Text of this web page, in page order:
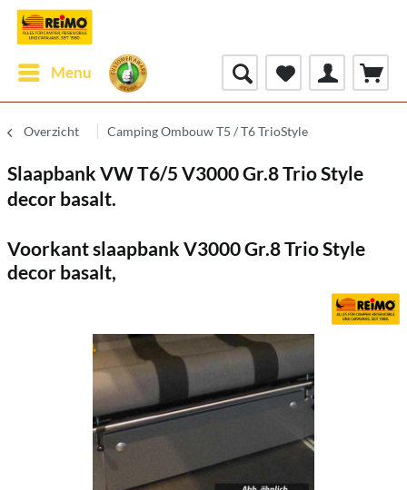
Menu
Overzicht Camping Ombouw T5 / T6 TrioStyle
Slaapbank VW T6/5 V3000 Gr.8 Trio Style
decor basalt.
Voorkant slaapbank V3000 Gr.8 Trio Style
decor basalt,